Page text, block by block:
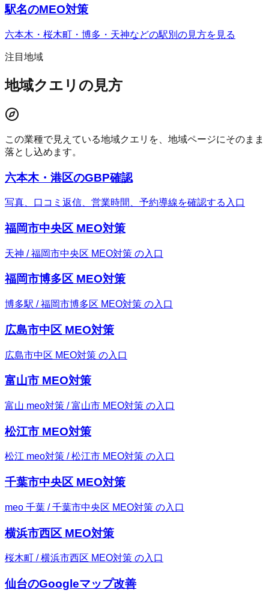
駅名のMEO対策
六本木・桜木町・博多・天神などの駅別の見方を見る
注目地域
地域クエリの見方
この業種で見えている地域クエリを、地域ページにそのまま
落とし込めます。
六本木・港区のGBP確認
写真、口コミ返信、営業時間、予約導線を確認する入口
福岡市中央区 MEO対策
天神 / 福岡市中央区 MEO対策 の入口
福岡市博多区 MEO対策
博多駅 / 福岡市博多区 MEO対策 の入口
広島市中区 MEO対策
広島市中区 MEO対策 の入口
富山市 MEO対策
富山 meo対策 / 富山市 MEO対策 の入口
松江市 MEO対策
松江 meo対策 / 松江市 MEO対策 の入口
千葉市中央区 MEO対策
meo 千葉 / 千葉市中央区 MEO対策 の入口
横浜市西区 MEO対策
桜木町 / 横浜市西区 MEO対策 の入口
仙台のGoogleマップ改善